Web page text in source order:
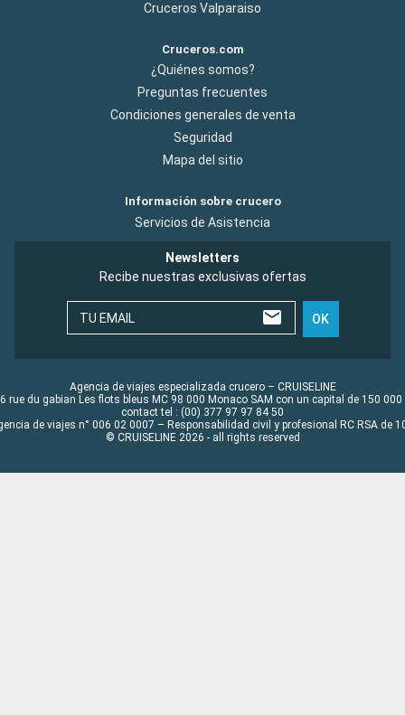
Cruceros Valparaiso
Cruceros.com
¿Quiénes somos?
Preguntas frecuentes
Condiciones generales de venta
Seguridad
Mapa del sitio
Información sobre crucero
Servicios de Asistencia
Newsletters
Recibe nuestras exclusivas ofertas
TU EMAIL OK
Agencia de viajes especializada crucero – CRUISELINE
rue du gabian Les flots bleus MC 98 000 Monaco SAM con un capital de 150 000
contact tel : (00) 377 97 97 84 50
de viajes n° 006 02 0007 – Responsabilidad civil y profesional RC RSA de
© CRUISELINE 2026 - all rights reserved